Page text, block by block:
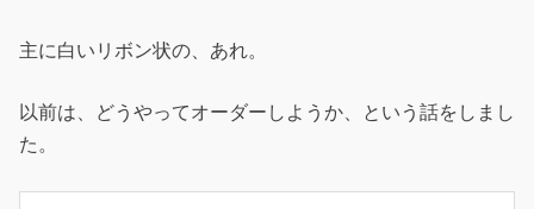
主に白いリボン状の、あれ。
以前は、どうやってオーダーしようか、という話をしまし
た。